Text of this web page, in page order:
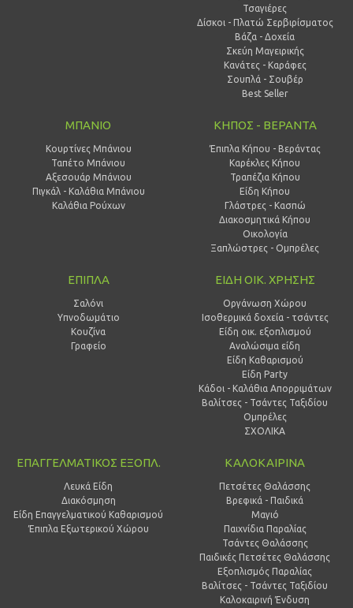
Τσαγιέρες
Δίσκοι - Πλατώ Σερβιρίσματος
Βάζα - Δοχεία
Σκεύη Μαγειρικής
Κανάτες - Καράφες
Σουπλά - Σουβέρ
Best Seller
ΜΠΑΝΙΟ
Κουρτίνες Μπάνιου
Ταπέτο Μπάνιου
Αξεσουάρ Μπάνιου
Πιγκάλ - Καλάθια Μπάνιου
Καλάθια Ρούχων
ΚΗΠΟΣ - ΒΕΡΑΝΤΑ
Έπιπλα Κήπου - Βεράντας
Καρέκλες Κήπου
Τραπέζια Κήπου
Είδη Κήπου
Γλάστρες - Κασπώ
Διακοσμητικά Κήπου
Οικολογία
Ξαπλώστρες - Ομπρέλες
ΕΠΙΠΛΑ
Σαλόνι
Υπνοδωμάτιο
Κουζίνα
Γραφείο
ΕΙΔΗ ΟΙΚ. ΧΡΗΣΗΣ
Οργάνωση Χώρου
Ισοθερμικά δοχεία - τσάντες
Είδη οικ. εξοπλισμού
Αναλώσιμα είδη
Είδη Καθαρισμού
Είδη Party
Κάδοι - Καλάθια Απορριμάτων
Βαλίτσες - Τσάντες Ταξιδίου
Ομπρέλες
ΣΧΟΛΙΚΑ
ΕΠΑΓΓΕΛΜΑΤΙΚΟΣ ΕΞΟΠΛ.
Λευκά Είδη
Διακόσμηση
Είδη Επαγγελματικού Καθαρισμού
Έπιπλα Εξωτερικού Χώρου
ΚΑΛΟΚΑΙΡΙΝΑ
Πετσέτες Θαλάσσης
Βρεφικά - Παιδικά
Μαγιό
Παιχνίδια Παραλίας
Τσάντες Θαλάσσης
Παιδικές Πετσέτες Θαλάσσης
Εξοπλισμός Παραλίας
Βαλίτσες - Τσάντες Ταξιδίου
Καλοκαιρινή Ένδυση